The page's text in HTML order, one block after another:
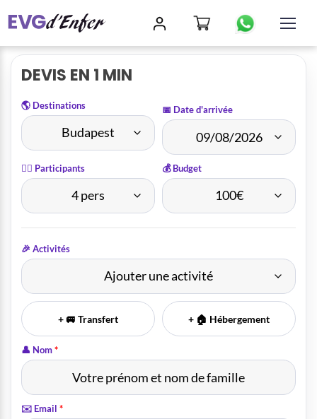
DEVIS EN 1 MIN
🌎 Destinations 📅 Date d'arrivée
🤵‍♂️ Participants 💰 Budget
🎉 Activités
👤 Nom*
✉️ Email *